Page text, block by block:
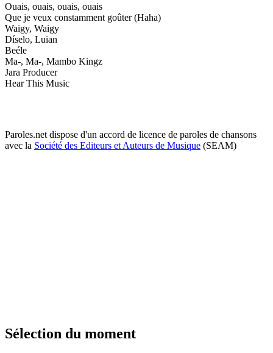
Ouais, ouais, ouais, ouais
Que je veux constamment goûter (Haha)
Waigy, Waigy
Díselo, Luian
Beéle
Ma-, Ma-, Mambo Kingz
Jara Producer
Hear This Music
Paroles.net dispose d'un accord de licence de paroles de chansons
avec la Société des Editeurs et Auteurs de Musique (SEAM)
Sélection du moment